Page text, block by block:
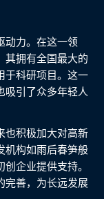
动力。在这一领
其拥有全国最大的
于科研项目。这一
吸引了众多年轻人
也积极加大对高新
机构如雨后春笋般
企业提供支持。
完善，为长远发展